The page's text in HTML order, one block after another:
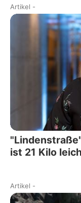
Artikel -
ist 21 Kilo
Artikel -